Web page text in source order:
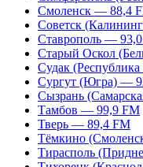
Смоленск — 88,4
Советск
Ставрополь —
Старый Оскол
Судак
Сургут (Югра) —
Сызрань
Тамбов — 99,9 FM
Тверь — 89,4 FM
Тёмкино
Тирасполь